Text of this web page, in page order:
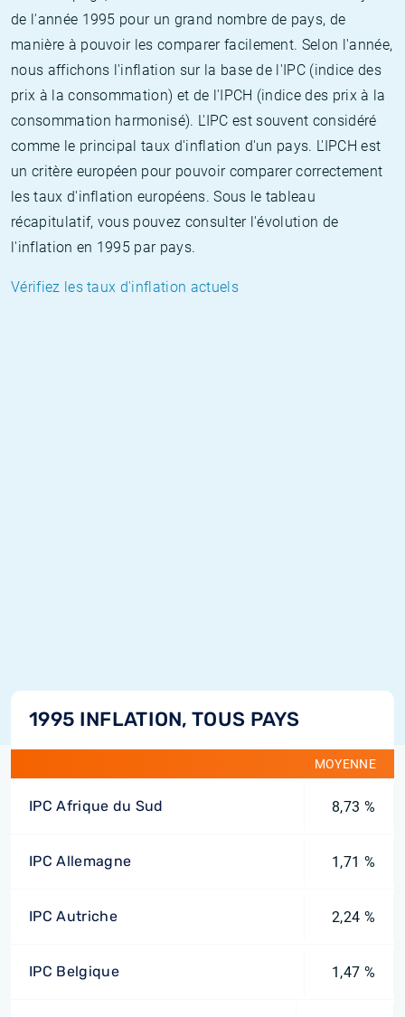
de l'année 1995 pour un grand nombre de pays, de
manière à pouvoir les comparer facilement. Selon l'année,
nous affichons l'inflation sur la base de l'IPC (indice des
prix à la consommation) et de l'IPCH (indice des prix à la
consommation harmonisé). L'IPC est souvent considéré
comme le principal taux d'inflation d'un pays. L'IPCH est
un critère européen pour pouvoir comparer correctement
les taux d'inflation européens. Sous le tableau
récapitulatif, vous pouvez consulter l'évolution de
l'inflation en 1995 par pays.
Vérifiez les taux d'inflation actuels
1995 INFLATION, TOUS PAYS
MOYENNE
IPC Afrique du Sud 8,73 %
IPC Allemagne 1,71 %
IPC Autriche 2,24 %
IPC Belgique 1,47 %